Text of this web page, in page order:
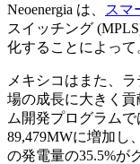
Neoenergia は、
スマ
スイッチング
化することによって
メキシコはまた、
場の成長に大きく
ム開発プログラム
89,479MWに増加し
の発電量の35.5%が